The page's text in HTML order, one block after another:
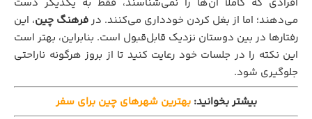
می‌دهند؛ اما از بغل کردن خودداری می‌کنند. درفرهنگ چین، این
رفتارها در بین دوستان نزدیک قابل‌قبول است. بنابراین، بهتر است
این نکته را در جلسات خود رعایت کنید تا از بروز هرگونه ناراحتی
جلوگیری شود.
بیشتر بخوانید:بهترین شهرهای چین برای سفر